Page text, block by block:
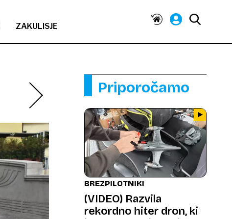
ZAKULISJE
Priporočamo
BREZPILOTNIKI
(VIDEO) Razvila
rekordno hiter dron, ki